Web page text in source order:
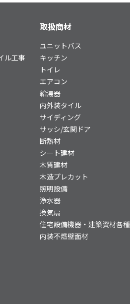
ル工事
取扱商材
ユニットバス
キッチン
トイレ
エアコン
給湯器
内外装タイル
サイディング
サッシ/玄関ドア
断熱材
シート建材
木質建材
木造プレカット
照明設備
浄水器
換気扇
住宅設備機器・建築資材各種
内装不燃壁面材